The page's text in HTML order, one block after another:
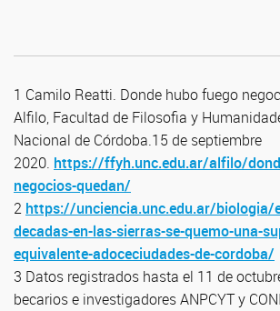
1 Camilo Reatti. Donde hubo fuego
Alfilo, Facultad de Filosofia y
Nacional de Córdoba.15 de septiembre
2020. https://ffyh.unc.edu.ar/alfilo/
negocios-quedan/
2 https://unciencia.unc.edu.ar/biologia/
decadas-en-las-sierras-se-quemo-una-
equivalente-adoceciudades-de-cordoba/
3 Datos registrados hasta el 11 de
becarios e investigadores ANPCYT y